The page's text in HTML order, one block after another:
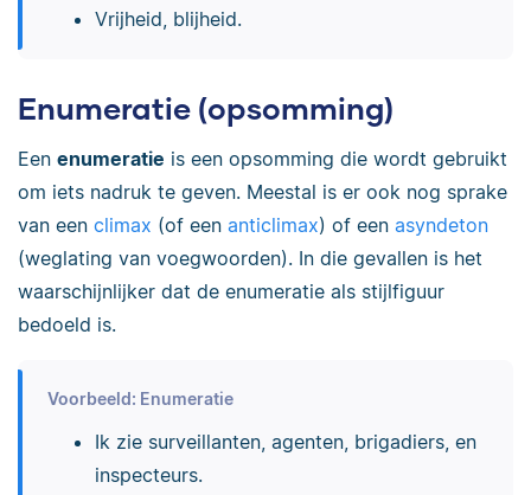
Vrijheid, blijheid.
Enumeratie (opsomming)
Een enumeratie is een opsomming die wordt gebruikt
om iets nadruk te geven. Meestal is er ook nog sprake
van een climax (of een anticlimax) of een asyndeton
(weglating van voegwoorden). In die gevallen is het
waarschijnlijker dat de enumeratie als stijlfiguur
bedoeld is.
Voorbeeld: Enumeratie
Ik zie surveillanten, agenten, brigadiers, en
inspecteurs.